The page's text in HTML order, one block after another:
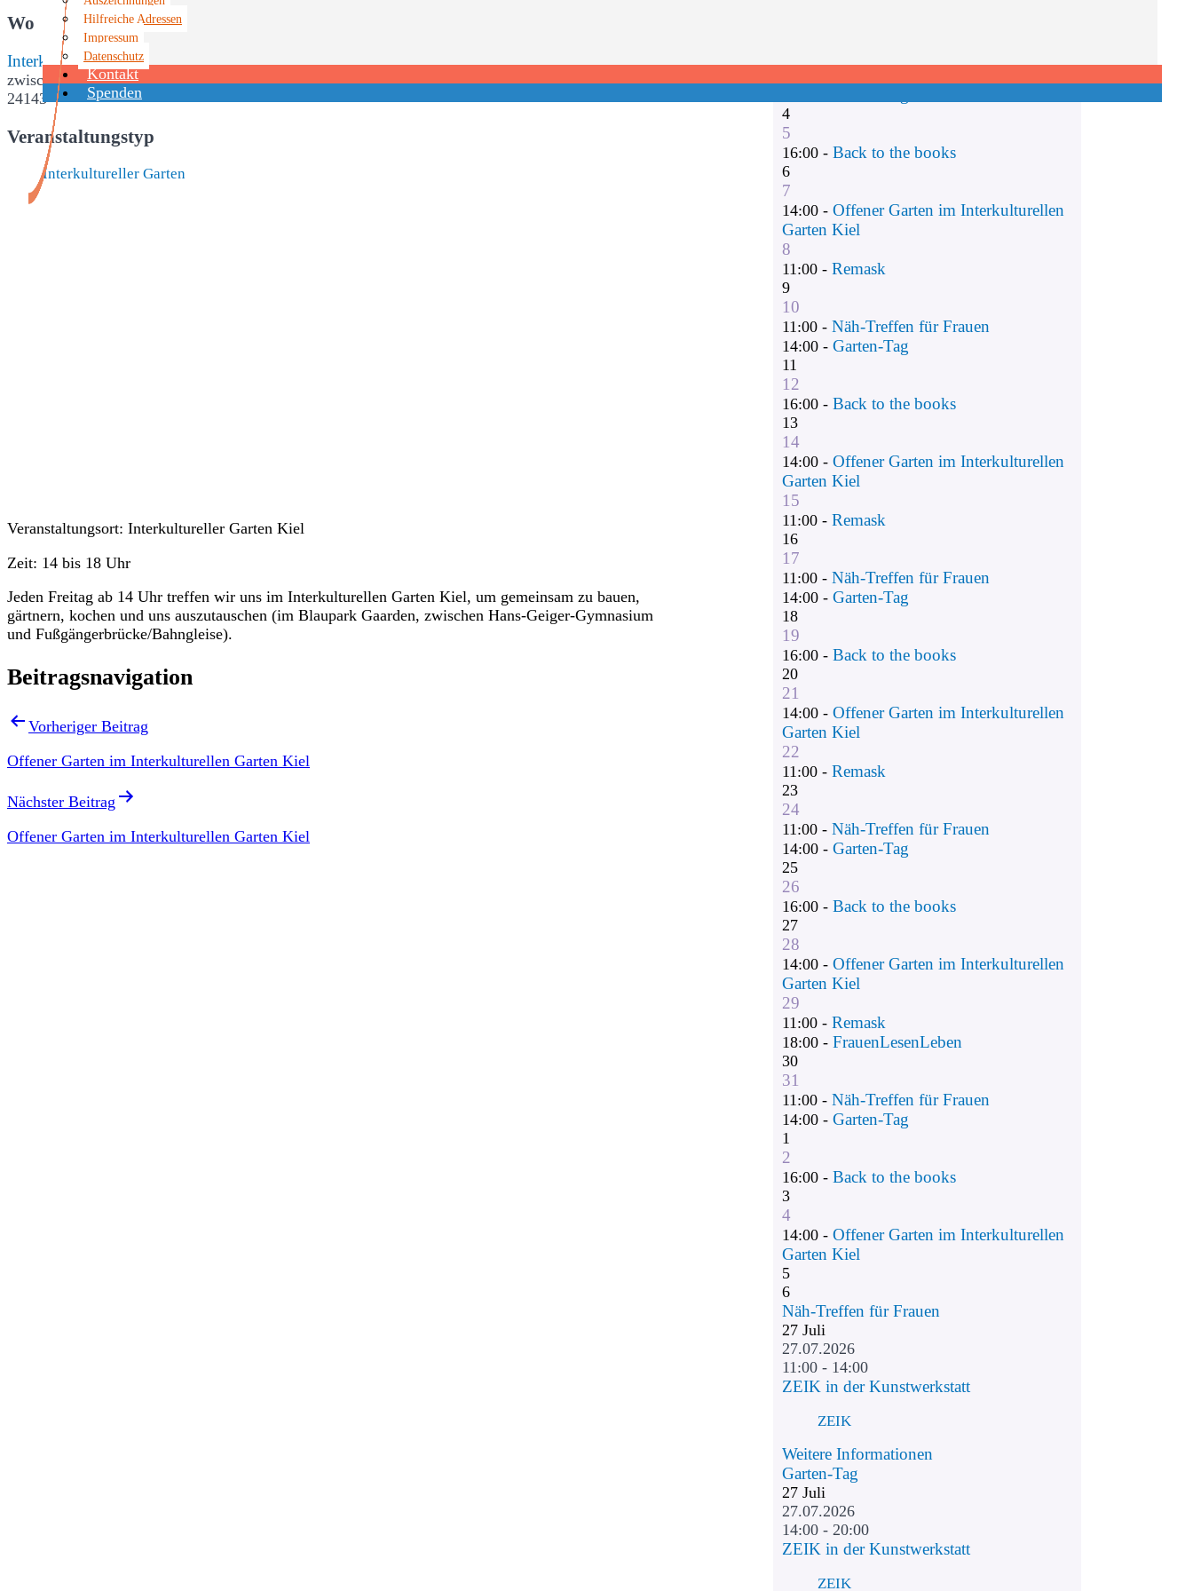
Hilfreiche Adressen
Impressum
Datenschutz
Kontakt
Spenden
Wo
Interkultureller Garten
zwischen Hans-Geiger-Gymnasium und Fußgängerbrücke/Bahngleisen, Kiel, Schleswig-Holstein,
24143
Veranstaltungstyp
Interkultureller Garten
Veranstaltungsort: Interkultureller Garten Kiel
Zeit: 14 bis 18 Uhr
Jeden Freitag ab 14 Uhr treffen wir uns im Interkulturellen Garten Kiel, um gemeinsam zu bauen,
gärtnern, kochen und uns auszutauschen (im Blaupark Gaarden, zwischen Hans-Geiger-Gymnasium
und Fußgängerbrücke/Bahngleise).
Beitragsnavigation
Vorheriger Beitrag
Offener Garten im Interkulturellen Garten Kiel
Nächster Beitrag
Offener Garten im Interkulturellen Garten Kiel
4
5
16:00 -Back to the books
6
7
14:00 -Offener Garten im Interkulturellen
Garten Kiel
8
11:00 -Remask
9
10
11:00 -Näh-Treffen für Frauen
14:00 -Garten-Tag
11
12
16:00 -Back to the books
13
14
14:00 -Offener Garten im Interkulturellen
Garten Kiel
15
11:00 -Remask
16
17
11:00 -Näh-Treffen für Frauen
14:00 -Garten-Tag
18
19
16:00 -Back to the books
20
21
14:00 -Offener Garten im Interkulturellen
Garten Kiel
22
11:00 -Remask
23
24
11:00 -Näh-Treffen für Frauen
14:00 -Garten-Tag
25
26
16:00 -Back to the books
27
28
14:00 -Offener Garten im Interkulturellen
Garten Kiel
29
11:00 -Remask
18:00 -FrauenLesenLeben
30
31
11:00 -Näh-Treffen für Frauen
14:00 -Garten-Tag
1
2
16:00 -Back to the books
3
4
14:00 -Offener Garten im Interkulturellen
Garten Kiel
5
6
Näh-Treffen für Frauen
27 Juli
27.07.2026
11:00 - 14:00
ZEIK in der Kunstwerkstatt
ZEIK
Weitere Informationen
Garten-Tag
27 Juli
27.07.2026
14:00 - 20:00
ZEIK in der Kunstwerkstatt
ZEIK